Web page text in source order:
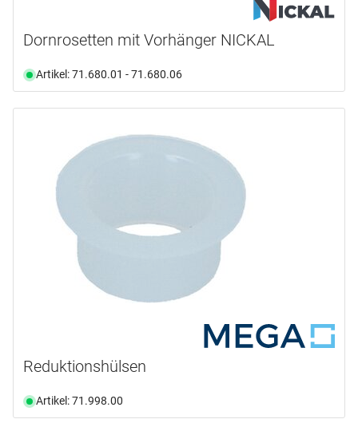
Dornrosetten mit Vorhänger NICKAL
Artikel: 71.680.01 - 71.680.06
Reduktionshülsen
Artikel: 71.998.00